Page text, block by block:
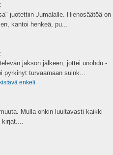
juotettiin Jumalalle. Hienosäätöä on
kantoi henkeä, pu...
jakson jälkeen, jottei unohdu -
turvaamaan suink...
enkeli
Mulla onkin luultavasti kaikki